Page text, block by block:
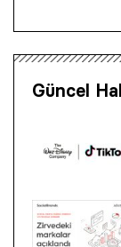
Güncel